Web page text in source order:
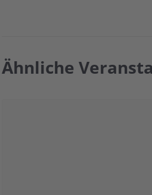
Ähnliche